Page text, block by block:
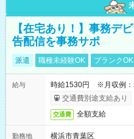
【在宅あり！】事務デ
告配信を事務サポ
派遣 職種未経験OK ブランクOK
給与
時給1530円 ※月収例：
交通費別途支給あり
交通費 全額支給
勤務地
横浜市青葉区